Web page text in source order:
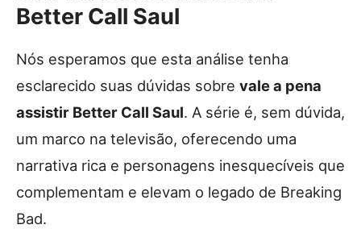
Better Call Saul
Nós esperamos que esta análise tenha
esclarecido suas dúvidas sobre vale a pena
assistir Better Call Saul. A série é, sem dúvida,
um marco na televisão, oferecendo uma
narrativa rica e personagens inesquecíveis que
complementam e elevam o legado de Breaking
Bad.